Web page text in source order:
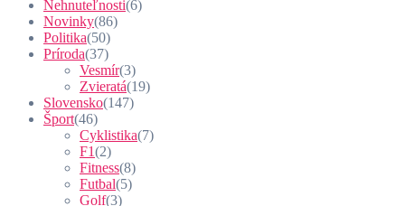
Nehnuteľnosti(6)
Novinky(86)
Politika(50)
Príroda(37)
Vesmír(3)
Zvieratá(19)
Slovensko(147)
Šport(46)
Cyklistika(7)
F1(2)
Fitness(8)
Futbal(5)
Golf(3)